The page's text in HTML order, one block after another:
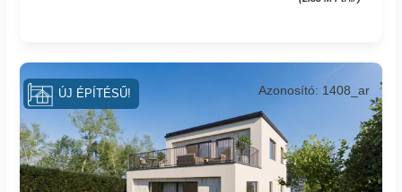
Azonosító: 1408_ar
ÚJ ÉPÍTÉSŰ!